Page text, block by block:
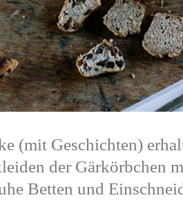
(mit Geschichten)
der Gärkörbchen
Betten und